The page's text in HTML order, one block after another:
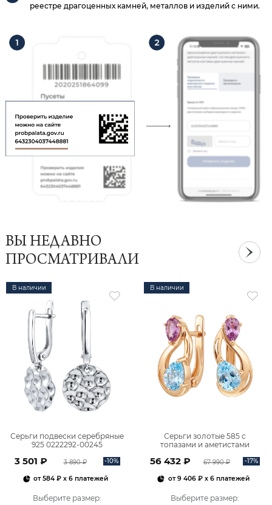
реестре драгоценных камней, металлов и изделий с ними.
ВЫ НЕДАВНО
ПРОСМАТРИВАЛИ
В наличии
Серьги подвески серебряные
925 0222292-00245
3 501 ₽ 3 890 ₽ -10%
от584 ₽ x 6 платежей
Выберите размер:
В наличии
Серьги золотые 585 с
топазами и аметистами
56 432 ₽ 67 990 ₽ -17%
от9 406 ₽x 6 платежей
Выберите размер: